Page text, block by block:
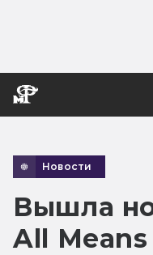
Новости
Вышла
All Means